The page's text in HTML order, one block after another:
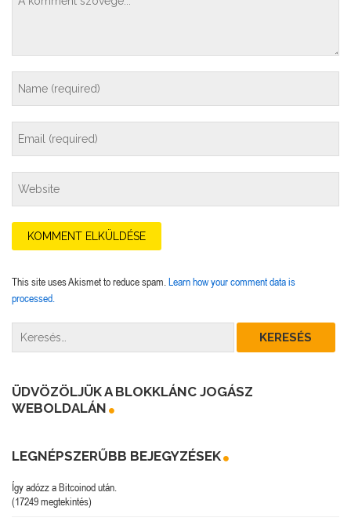
This site uses Akismet to reduce spam. Learn how your comment data is
processed.
ÜDVÖZÖLJÜK A BLOKKLÁNC JOGÁSZ
WEBOLDALÁN
LEGNÉPSZERŰBB BEJEGYZÉSEK
Így adózz a Bitcoinod után.
(17249 megtekintés)